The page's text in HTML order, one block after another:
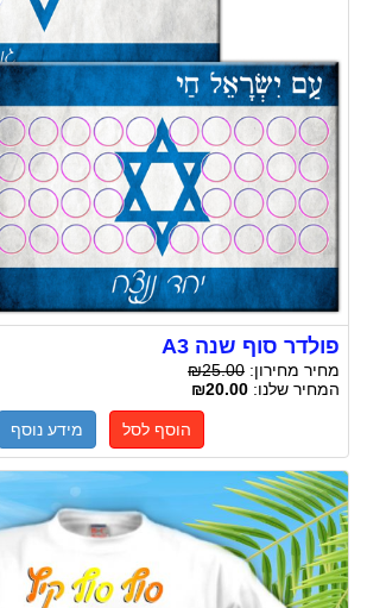
פולדר סוף שנה A3
מחיר מחירון: ₪25.00
המחיר שלנו: ₪20.00
הוסף לסל מידע נוסף